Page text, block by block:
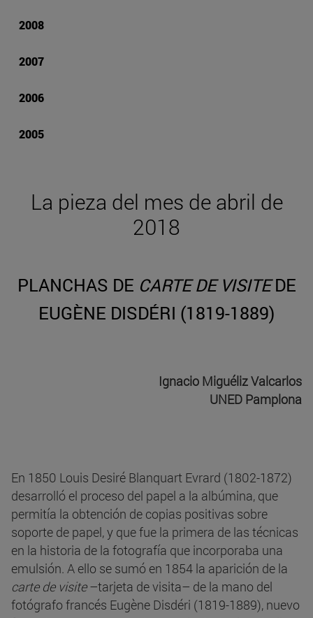
2008
2007
2006
2005
La pieza del mes de abril de
2018
PLANCHAS DE CARTE DE VISITEDE
EUGÈNE DISDÉRI (1819-1889)
Ignacio Miguéliz Valcarlos
UNED Pamplona
En 1850 Louis Desiré Blanquart Evrard (1802-1872)
desarrolló el proceso del papel a la albúmina, que
permitía la obtención de copias positivas sobre
soporte de papel, y que fue la primera de las técnicas
en la historia de la fotografía que incorporaba una
emulsión. A ello se sumó en 1854 la aparición de la
carte de visite–tarjeta de visita– de la mano del
fotógrafo francés Eugène Disdéri (1819-1889), nuevo